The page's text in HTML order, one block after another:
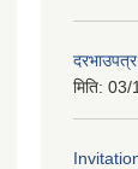
मिति: 03/